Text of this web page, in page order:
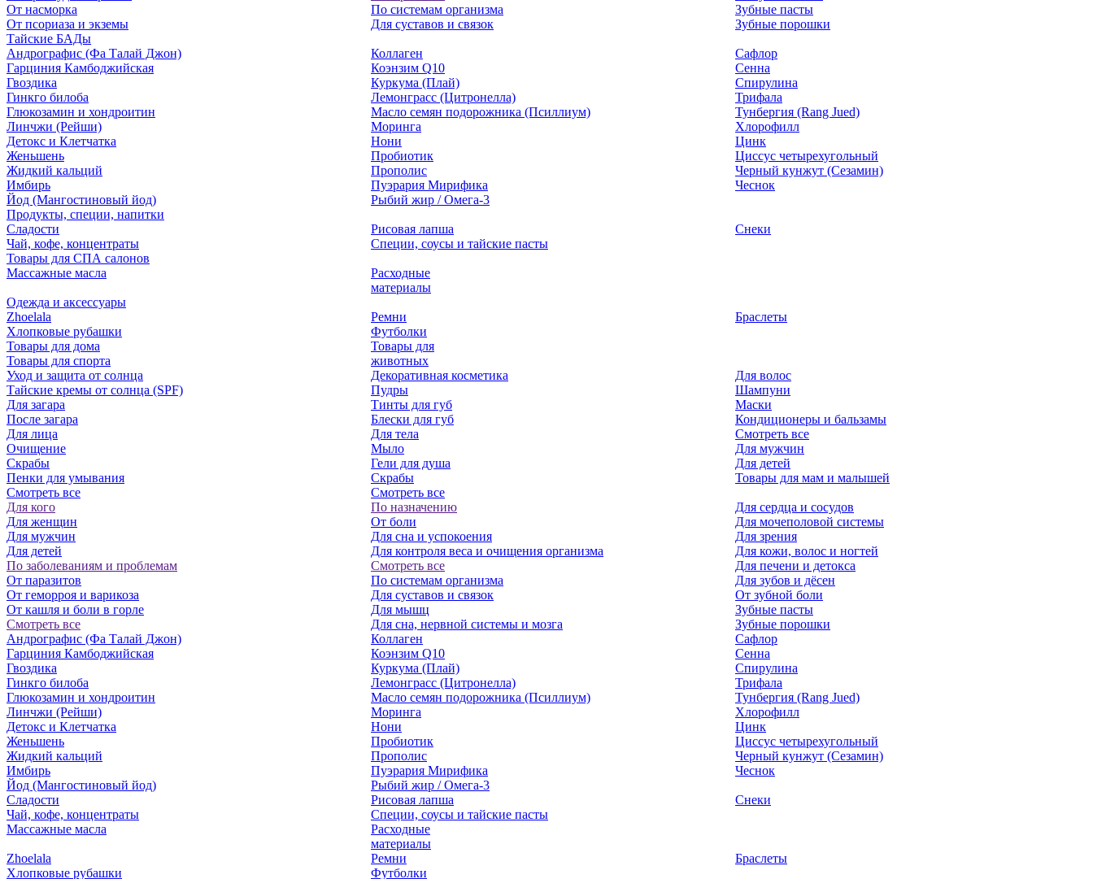
От насморка
Oт псориаза и экземы
По системам организма
Для суставов и связок
Зубные пасты
Зубные порошки
Тайские БАДы
Андрографис (Фа Талай Джон)
Гарциния Камбоджийская
Гвоздика
Гинкго билоба
Глюкозамин и хондроитин
Линчжи (Рейши)
Детокс и Клетчатка
Женьшень
Жидкий кальций
Имбирь
Йод (Мангостиновый йод)
Коллаген
Коэнзим Q10
Куркума (Плай)
Лемонграсс (Цитронелла)
Масло семян подорожника (Псиллиум)
Моринга
Нони
Пробиотик
Прополис
Пуэрария Мирифика
Рыбий жир / Омега-3
Сафлор
Сенна
Спирулина
Трифала
Тунбергия (Rang Jued)
Хлорофилл
Цинк
Циссус четырехугольный
Черный кунжут (Сезамин)
Чеснок
Продукты, специи, напитки
Сладости
Чай, кофе, концентраты
Рисовая лапша
Специи, соусы и тайские пасты
Снеки
Товары для СПА салонов
Массажные масла
Расходные
материалы
Одежда и аксессуары
Zhoelala
Хлопковые рубашки
Ремни
Футболки
Браслеты
Товары для дома
Товары для спорта
Товары для
животных
Уход и защита от солнца
Тайские кремы от солнца (SPF)
Для загара
После загара
Для лица
Очищение
Скрабы
Пенки для умывания
Смотреть все
Декоративная косметика
Пудры
Тинты для губ
Блески для губ
Для тела
Мыло
Гели для душа
Скрабы
Смотреть все
Для волос
Шампуни
Маски
Кондиционеры и бальзамы
Смотреть все
Для мужчин
Для детей
Товары для мам и малышей
Для кого
Для женщин
Для мужчин
Для детей
По заболеваниям и проблемам
От паразитов
Oт геморроя и варикоза
От кашля и боли в горле
Смотреть все
По назначению
От боли
Для сна и успокоения
Для контроля веса и очищения организма
Смотреть все
По системам организма
Для суставов и связок
Для мышц
Для сна, нервной системы и мозга
Для сердца и сосудов
Для мочеполовой системы
Для зрения
Для кожи, волос и ногтей
Для печени и детокса
Для зубов и дёсен
От зубной боли
Зубные пасты
Зубные порошки
Андрографис (Фа Талай Джон)
Гарциния Камбоджийская
Гвоздика
Гинкго билоба
Глюкозамин и хондроитин
Линчжи (Рейши)
Детокс и Клетчатка
Женьшень
Жидкий кальций
Имбирь
Йод (Мангостиновый йод)
Коллаген
Коэнзим Q10
Куркума (Плай)
Лемонграсс (Цитронелла)
Масло семян подорожника (Псиллиум)
Моринга
Нони
Пробиотик
Прополис
Пуэрария Мирифика
Рыбий жир / Омега-3
Сафлор
Сенна
Спирулина
Трифала
Тунбергия (Rang Jued)
Хлорофилл
Цинк
Циссус четырехугольный
Черный кунжут (Сезамин)
Чеснок
Сладости
Чай, кофе, концентраты
Рисовая лапша
Специи, соусы и тайские пасты
Снеки
Массажные масла
Расходные
материалы
Zhoelala
Хлопковые рубашки
Ремни
Футболки
Браслеты